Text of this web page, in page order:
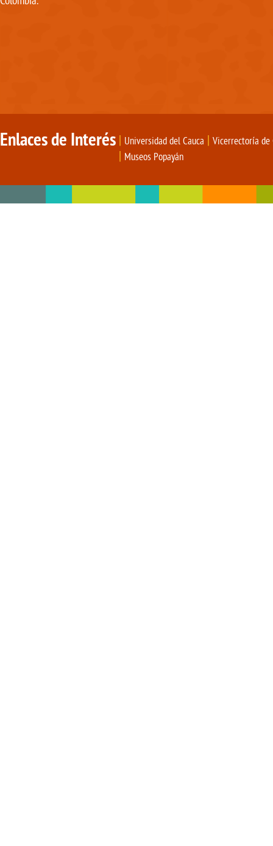
Enlaces de Interés Universidad del Cauca Vicerrectoría
Museos Popayán